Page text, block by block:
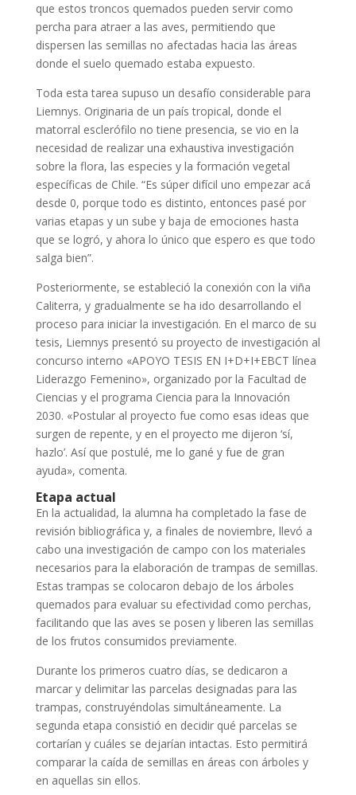
que estos troncos quemados pueden servir como
percha para atraer a las aves, permitiendo que
dispersen las semillas no afectadas hacia las áreas
donde el suelo quemado estaba expuesto.
Toda esta tarea supuso un desafío considerable para
Liemnys. Originaria de un país tropical, donde el
matorral esclerófilo no tiene presencia, se vio en la
necesidad de realizar una exhaustiva investigación
sobre la flora, las especies y la formación vegetal
específicas de Chile. “Es súper difícil uno empezar acá
desde 0, porque todo es distinto, entonces pasé por
varias etapas y un sube y baja de emociones hasta
que se logró, y ahora lo único que espero es que todo
salga bien”.
Posteriormente, se estableció la conexión con la viña
Caliterra, y gradualmente se ha ido desarrollando el
proceso para iniciar la investigación. En el marco de su
tesis, Liemnys presentó su proyecto de investigación al
concurso interno «APOYO TESIS EN I+D+I+EBCT línea
Liderazgo Femenino», organizado por la Facultad de
Ciencias y el programa Ciencia para la Innovación
2030. «Postular al proyecto fue como esas ideas que
surgen de repente, y en el proyecto me dijeron ‘sí,
hazlo’. Así que postulé, me lo gané y fue de gran
ayuda», comenta.
Etapa actual
En la actualidad, la alumna ha completado la fase de
revisión bibliográfica y, a finales de noviembre, llevó a
cabo una investigación de campo con los materiales
necesarios para la elaboración de trampas de semillas.
Estas trampas se colocaron debajo de los árboles
quemados para evaluar su efectividad como perchas,
facilitando que las aves se posen y liberen las semillas
de los frutos consumidos previamente.
Durante los primeros cuatro días, se dedicaron a
marcar y delimitar las parcelas designadas para las
trampas, construyéndolas simultáneamente. La
segunda etapa consistió en decidir qué parcelas se
cortarían y cuáles se dejarían intactas. Esto permitirá
comparar la caída de semillas en áreas con árboles y
en aquellas sin ellos.